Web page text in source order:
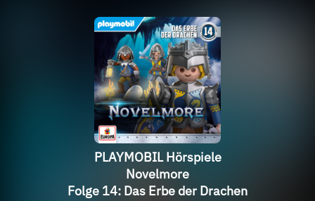
PLAYMOBIL Hörspiele
Novelmore
Folge 14: Das Erbe der Drachen